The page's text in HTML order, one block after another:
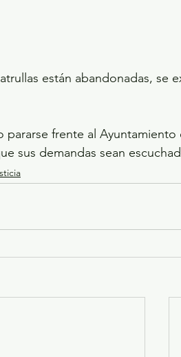
están abandonadas, se
frente al Ayuntamiento
sus demandas sean